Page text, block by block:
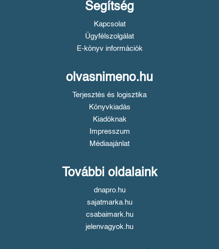
Segítség
Kapcsolat
Ügyfélszolgálat
E-könyv információk
olvasnimeno.hu
Terjesztés és logisztika
Könyvkiadás
Kiadóknak
Impresszum
Médiaajánlat
További oldalaink
dnapro.hu
sajatmarka.hu
csabaimark.hu
jelenvagyok.hu